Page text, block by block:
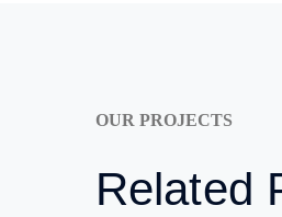
OUR PROJECTS
Related